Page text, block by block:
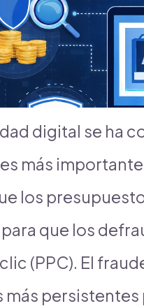
digital se ha
más
los
que los
(PPC). El
más